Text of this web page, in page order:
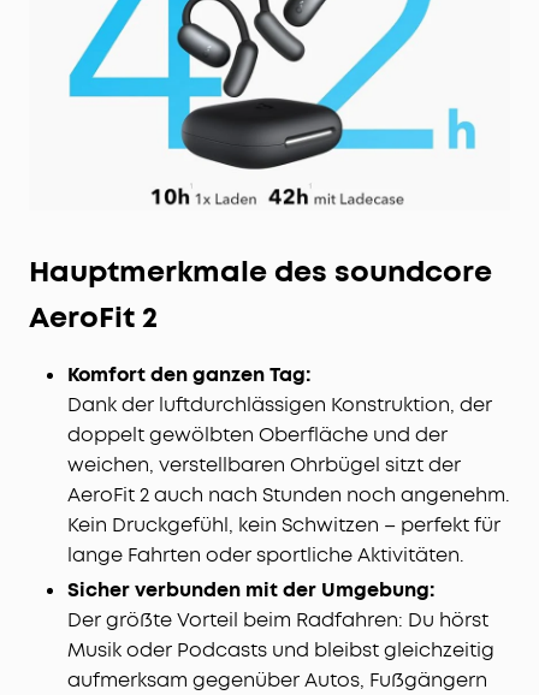
Musikgenuss und mit dem Ladecase 42h.
Hauptmerkmale des soundcore
AeroFit 2
Komfort den ganzen Tag:
Dank der luftdurchlässigen Konstruktion, der
doppelt gewölbten Oberfläche und der
weichen, verstellbaren Ohrbügel sitzt der
AeroFit 2 auch nach Stunden noch angenehm.
Kein Druckgefühl, kein Schwitzen – perfekt für
lange Fahrten oder sportliche Aktivitäten.
Sicher verbunden mit der Umgebung:
Der größte Vorteil beim Radfahren: Du hörst
Musik oder Podcasts und bleibst gleichzeitig
aufmerksam gegenüber Autos, Fußgängern